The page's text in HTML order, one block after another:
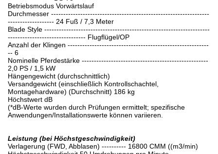
Betriebsmodus Vorwärtslauf
Durchmesser -----------------------------------------------------------------
------------------- 24 Fuß / 7,3 Meter
Blade Style --------------------------------------------------------------------
-------------------------------- Flugflügel/OP
Anzahl der Klingen ----------------------------------------------------------
-- 6
Nominelle Pferdestärke ----------------------------------------------------
2,0 PS / 1,5 kW
Hängengewicht (durchschnittlich)
Versandgewicht (einschließlich Kontrollschachtel,
Montagehardware) (Durchschnitt) 186 kg
Höchstwert dB
(*dB-Werte wurden durch Prüfungen ermittelt; spezifische
Anwendungen/Installationswerte können variieren.
Leistung (bei Höchstgeschwindigkeit)
Verlagerung (FWD, Abblasen) ---------- 16800 CMM ((m3/min)